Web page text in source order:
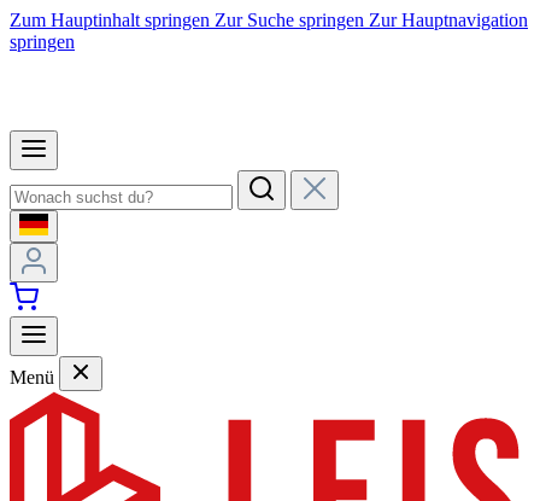
Zum Hauptinhalt springen Zur Suche springen Zur Hauptnavigation
springen
Menü